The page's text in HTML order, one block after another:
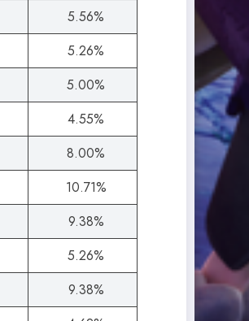
5.56%
5.26%
5.00%
4.55%
8.00%
10.71%
9.38%
5.26%
9.38%